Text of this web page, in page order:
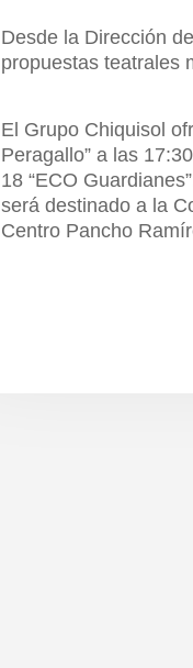
Desde la Dirección
propuestas teatrales
El Grupo Chiquisol
Peragallo” a las
18 “ECO
será destinado a la
Centro Pancho